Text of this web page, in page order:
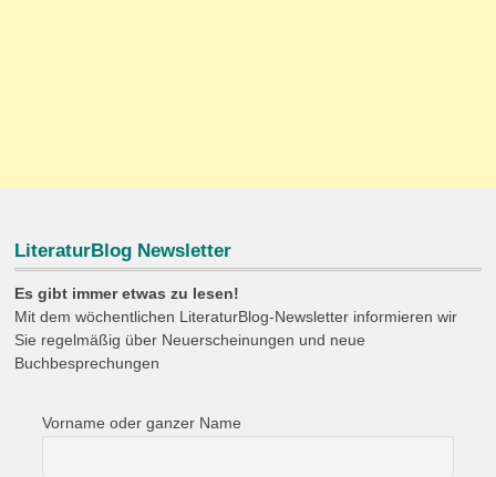
LiteraturBlog Newsletter
Es gibt immer etwas zu lesen!
Mit dem wöchentlichen LiteraturBlog-Newsletter informieren wir
Sie regelmäßig über Neuerscheinungen und neue
Buchbesprechungen
Vorname oder ganzer Name